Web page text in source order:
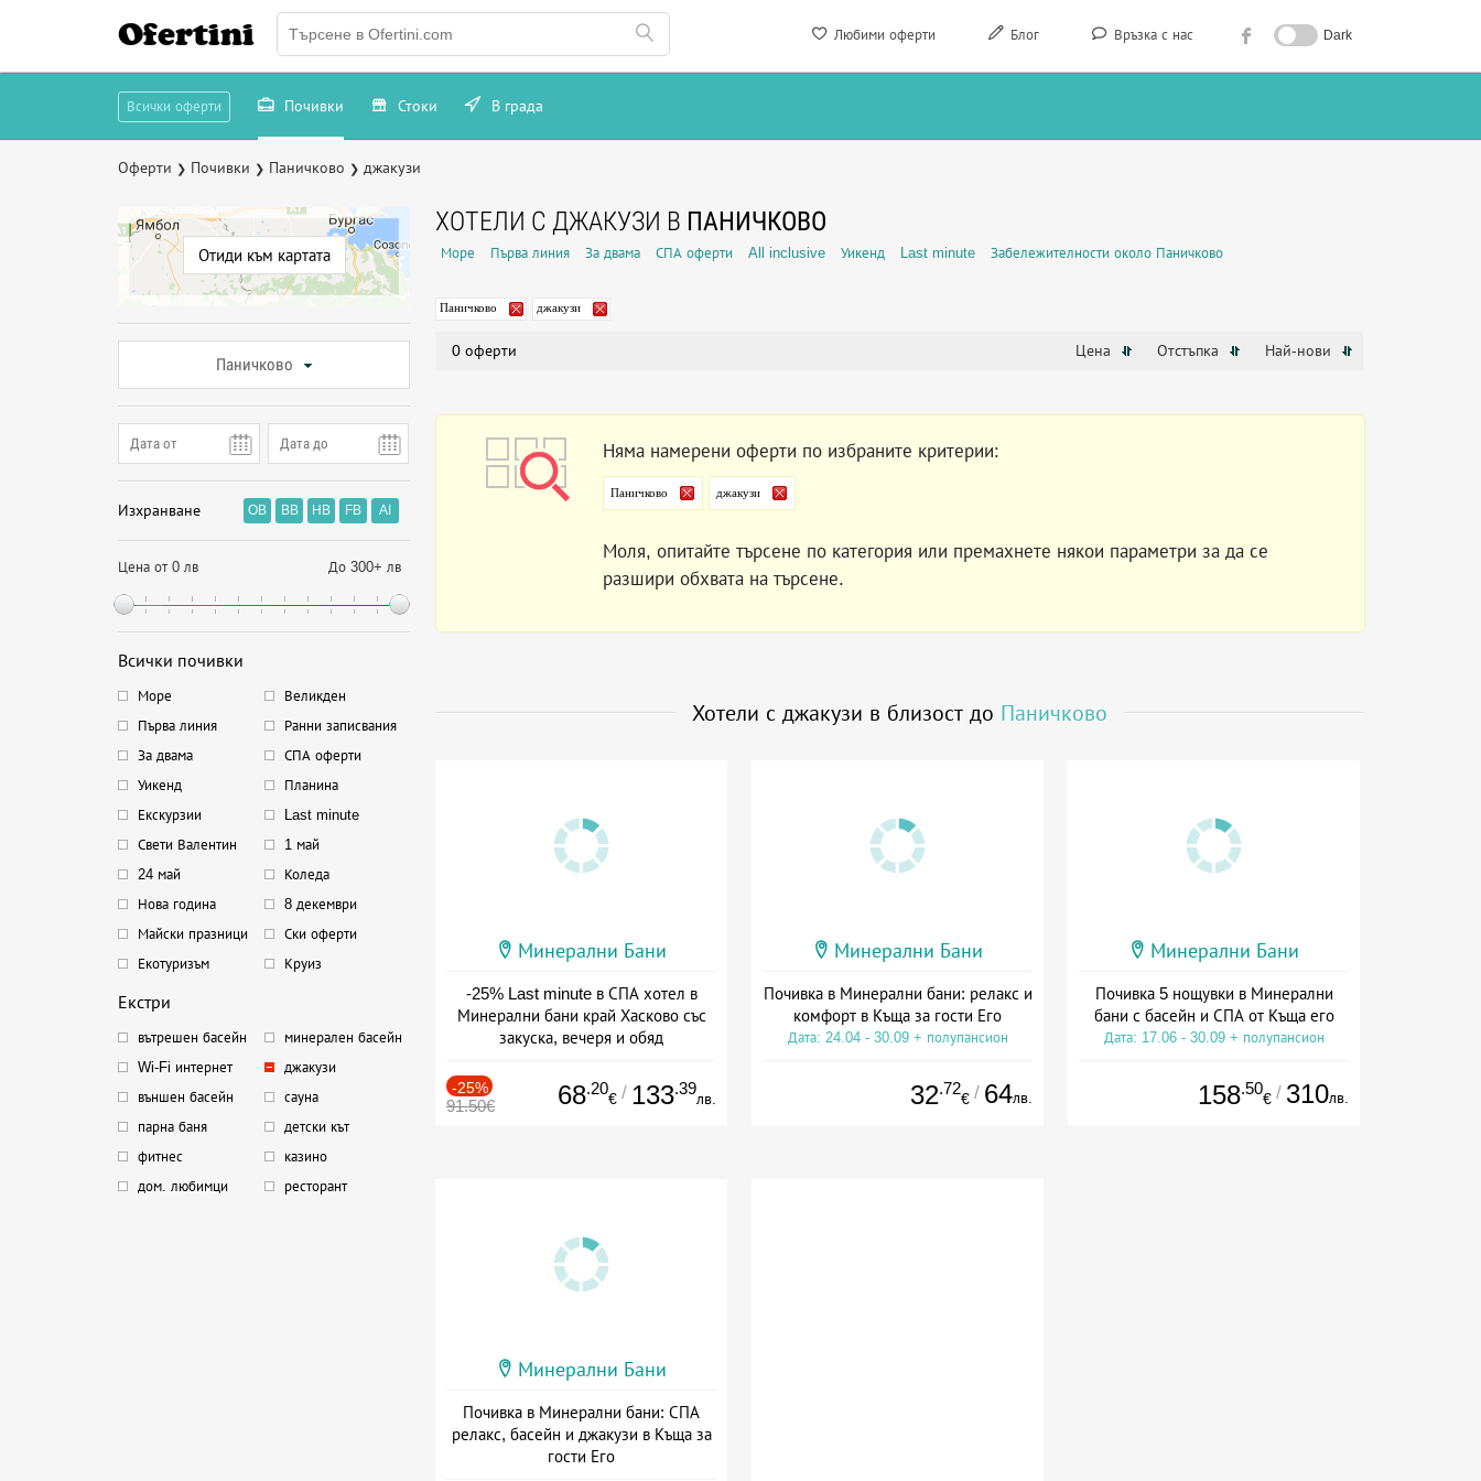
Любими оферти Блог Връзка с нас Dark
Ofertini
Всички оферти Почивки Стоки В града
Оферти ❯ Почивки ❯ Паничково ❯ джакузи
Отиди към картата
Паничково
Изхранване OB BB HB FB AI
Цена от 0 лв До 300+ лв
Всички почивки
Море
Великден
Първа линия
Ранни записвания
За двама
СПА оферти
Уикенд
Планина
Екскурзии
Last minute
Свети Валентин
1 май
24 май
Коледа
Нова година
8 декември
Майски празници
Ски оферти
Екотуризъм
Круиз
Екстри
вътрешен басейн
минерален басейн
Wi-Fi интернет
джакузи
външен басейн
сауна
парна баня
детски кът
фитнес
казино
дом. любимци
ресторант
ХОТЕЛИ С ДЖАКУЗИ В ПАНИЧКОВО
Море Първа линия За двама СПА оферти All inclusive Уикенд Last minute Забележителности около Паничково
Паничково джакузи
0 оферти Цена Отстъпка Най-нови
Няма намерени оферти по избраните критерии:
Паничково джакузи
Моля, опитайте търсене по категория или премахнете някои параметри за да се
разшири обхвата на търсене.
Хотели с джакузи в близост до Паничково
Минерални Бани
-25% Last minute в СПА хотел в
Минерални бани край Хасково със
закуска, вечеря и обяд
-25%
91.50€ 68.20
€ / 133.39
лв.
Минерални Бани
Почивка в Минерални бани: релакс и
комфорт в Къща за гости Его
Дата: 24.04 - 30.09 + полупансион
32.72
€ / 64лв.
Минерални Бани
Почивка 5 нощувки в Минерални
бани с басейн и СПА от Къща его
Дата: 17.06 - 30.09 + полупансион
158.50
€ / 310лв.
Минерални Бани
Почивка в Минерални бани: СПА
релакс, басейн и джакузи в Къща за
гости Его